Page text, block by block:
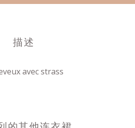
描述
avec strass